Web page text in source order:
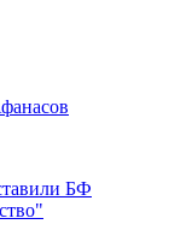
БФ